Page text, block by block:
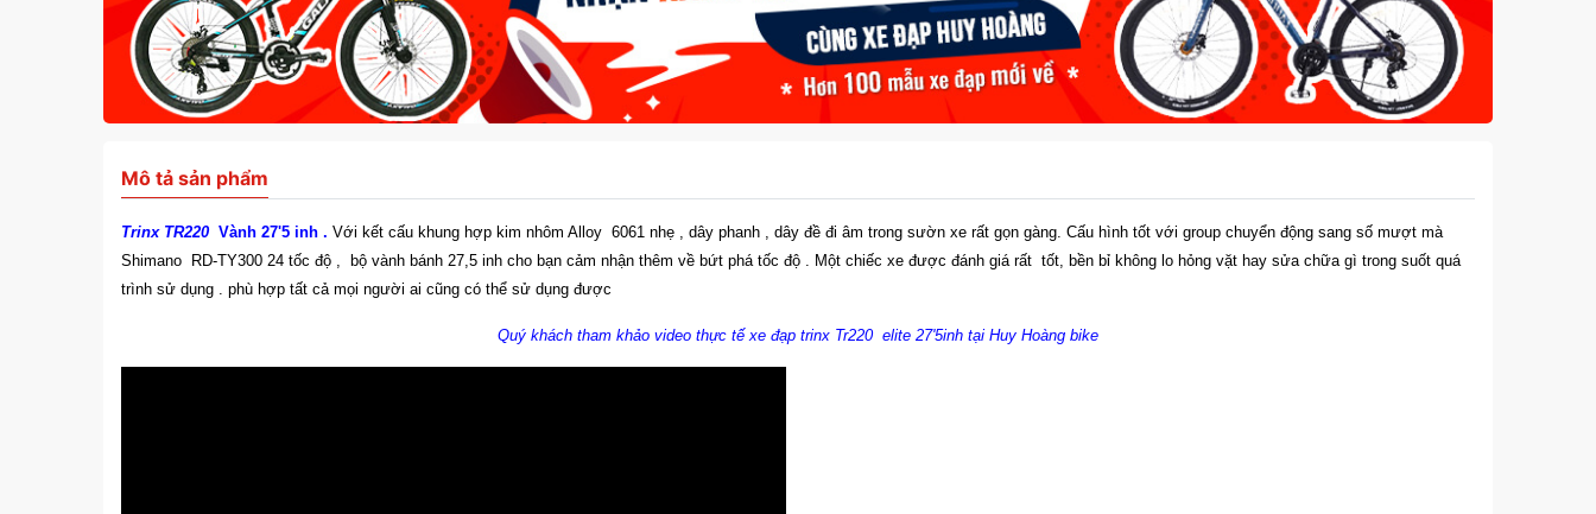
Mô tả sản phẩm
Trinx TR220 Vành 27'5 inh . Với kết cấu khung hợp kim nhôm Alloy 6061 nhẹ , dây phanh , dây đề đi âm trong sườn xe rất gọn gàng. Cấu hình tốt với group chuyển động sang số mượt mà
Shimano RD-TY300 24 tốc độ , bộ vành bánh 27,5 inh cho bạn cảm nhận thêm về bứt phá tốc độ . Một chiếc xe được đánh giá rất tốt, bền bỉ không lo hỏng vặt hay sửa chữa gì trong suốt quá
trình sử dụng . phù hợp tất cả mọi người ai cũng có thể sử dụng được
Quý khách tham khảo video thực tế xe đạp trinx Tr220 elite 27'5inh tại Huy Hoàng bike